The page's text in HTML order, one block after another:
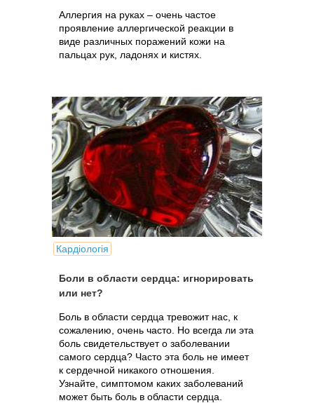
Аллергия на руках – очень частое
проявление аллергической реакции в
виде различных поражений кожи на
пальцах рук, ладонях и кистях.
Кардіологія
Боли в области сердца: игнорировать
или нет?
Боль в области сердца тревожит нас, к
сожалению, очень часто. Но всегда ли эта
боль свидетельствует о заболевании
самого сердца? Часто эта боль не имеет
к сердечной никакого отношения.
Узнайте, симптомом каких заболеваний
может быть боль в области сердца.